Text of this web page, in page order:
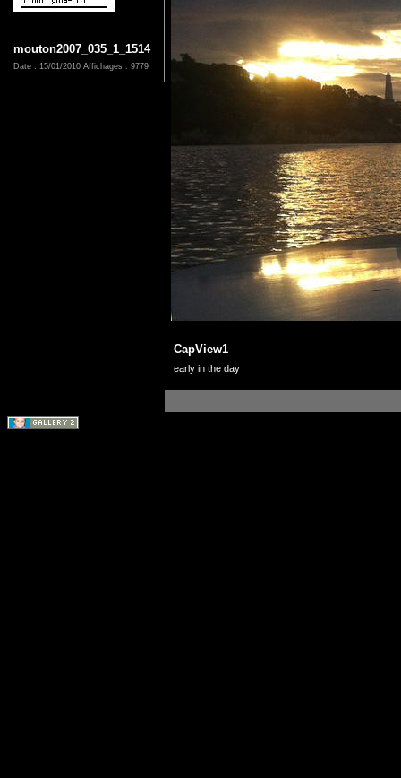
mouton2007_035_1_1514
Date : 15/01/2010 Affichages : 9779
CapView1
early in the day